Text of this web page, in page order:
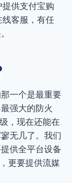
供支付宝购
客服，有任
一个是最重要
强大的防火
，现在还能在
无几了。我们
供全平台设备
更要提供流媒